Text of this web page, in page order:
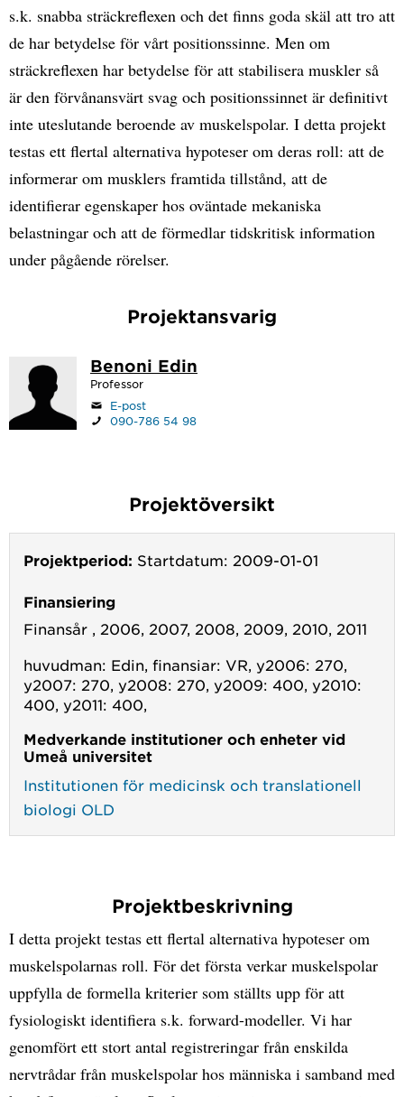
s.k. snabba sträckreflexen och det finns goda skäl att tro att
de har betydelse för vårt positionssinne. Men om
sträckreflexen har betydelse för att stabilisera muskler så
är den förvånansvärt svag och positionssinnet är definitivt
inte uteslutande beroende av muskelspolar. I detta projekt
testas ett flertal alternativa hypoteser om deras roll: att de
informerar om musklers framtida tillstånd, att de
identifierar egenskaper hos oväntade mekaniska
belastningar och att de förmedlar tidskritisk information
under pågående rörelser.
Projektansvarig
Benoni Edin
Professor
E-post
090-786 54 98
Projektöversikt
Projektperiod: Startdatum: 2009-01-01
Finansiering
Finansår , 2006, 2007, 2008, 2009, 2010, 2011
huvudman: Edin, finansiar: VR, y2006: 270,
y2007: 270, y2008: 270, y2009: 400, y2010:
400, y2011: 400,
Medverkande institutioner och enheter vid
Umeå universitet
Institutionen för medicinsk och translationell
biologi OLD
Projektbeskrivning
I detta projekt testas ett flertal alternativa hypoteser om
muskelspolarnas roll. För det första verkar muskelspolar
uppfylla de formella kriterier som ställts upp för att
fysiologiskt identifiera s.k. forward-modeller. Vi har
genomfört ett stort antal registreringar från enskilda
nervtrådar från muskelspolar hos människa i samband med